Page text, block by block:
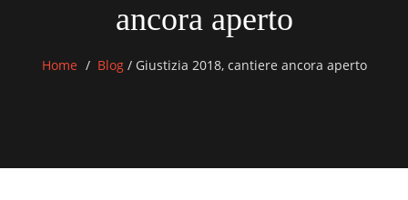
ancora aperto
Home Blog /Giustizia 2018, cantiere ancora aperto